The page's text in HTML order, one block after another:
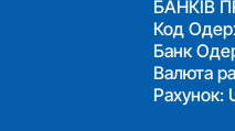
БАНКІВ
Код
Банк
Валюта
Рахунок: